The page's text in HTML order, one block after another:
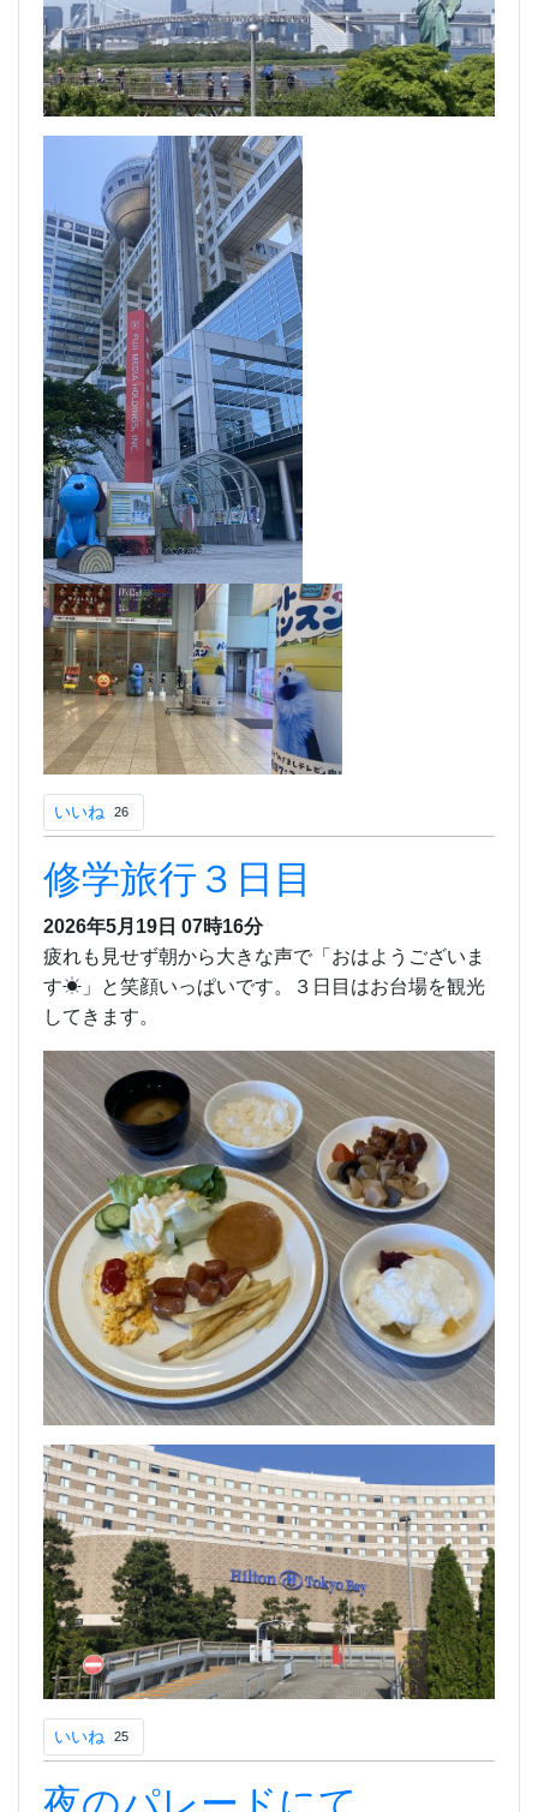
いいね 26
修学旅行３日目
2026年5月19日 07時16分
疲れも見せず朝から大きな声で「おはようございま
す☀」と笑顔いっぱいです。３日目はお台場を観光
してきます。
いいね 25
夜のパレードにて